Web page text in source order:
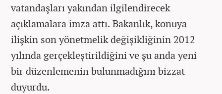
vatandaşları yakından ilgilendirecek
açıklamalara imza attı. Bakanlık, konuya
ilişkin son yönetmelik değişikliğinin 2012
yılında gerçekleştirildiğini ve şu anda yeni
bir düzenlemenin bulunmadığını bizzat
duyurdu.